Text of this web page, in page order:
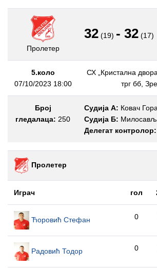
Пролетер
32 (19) - 32 (17)
5.коло
07/10/2023 18:00
СХ „Кристална
трг бб,
Број
гледалаца: 250
Судија А: Ковач
Судија Б:
Делегат контролор:
Пролетер
Играч гол
Ћоровић Стефан 0
Радовић Тодор 0